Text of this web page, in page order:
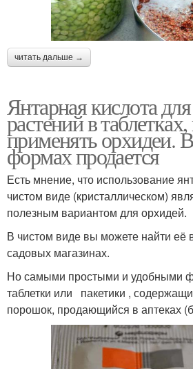
читать дальше →
Янтарная кислота
растений в
применять орхидеи.
формах продается
Есть мнение, что использование
чистом виде (кристаллическом)
полезным вариантом для орхидей.
В чистом виде вы можете найти её
садовых магазинах.
Но самыми простыми и удобными
таблетки или пакетики ,
порошок, продающийся в аптеках